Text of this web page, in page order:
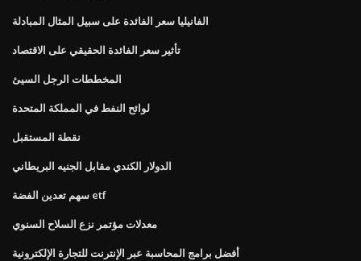
الفانيليا سعر الفائدة على سبيل المثال المبادلة
تأثير سعر الفائدة الحقيقي على الاقتصاد
المخططات الرجل السيئ
لوائح النفط في المملكة المتحدة
نقطة المستقبل
الدولار الكندي مقابل الجنيه البريطاني
سهم تعدين الفضة etf
معدلات مؤتمر نزع السلاح السنوي
أفضل برامج المحاسبة عبر الإنترنت للتجارة الإلكترونية